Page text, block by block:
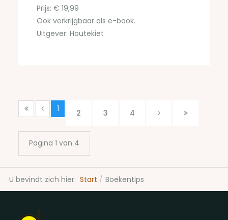
Prijs: € 19,99
Ook verkrijgbaar als e-book.
Uitgever: Houtekiet
Pagina 1 van 4
1 2 3 4
U bevindt zich hier: Start Boekentips